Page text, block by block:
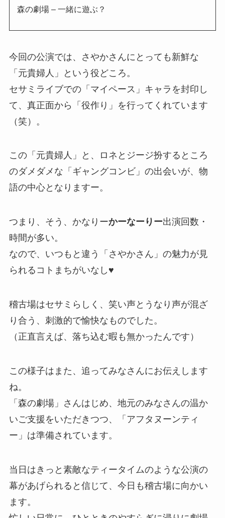
森の劇場 – 一緒に遊ぶ？
今回の公演では、さやかさんにとっても新鮮な
「元貴婦人」という役どころ。
セサミライブでの「マイペース」キャラを封印し
て、真正面から「役作り」を行ってくれています
（笑）。
この「元貴婦人」と、ロネとジージ扮するところ
のダメダメな「ギャングコンビ」の出会いが、物
語の中心となりますー。
つまり、そう、かなりーかーなーりー出演回数・
時間が多い。
なので、いつもと違う「さやかさん」の魅力が見
られるコトまちがいなし♥
稽古場はセサミらしく、笑い声とうなり声が混ざ
り合う、刺激的で愉快なものでした。
（正直言えば、落ち込む暇も無かったんです）
この様子はまた、追ってみなさんにお伝えします
ね。
「森の劇場」さんはじめ、地元のみなさんの温か
いご支援をいただきつつ、「アフタヌーンティ
ー」は準備されています。
当日はきっと素敵なティータイムのような公演の
幕があげられると信じて、今日も稽古場に向かい
ます。